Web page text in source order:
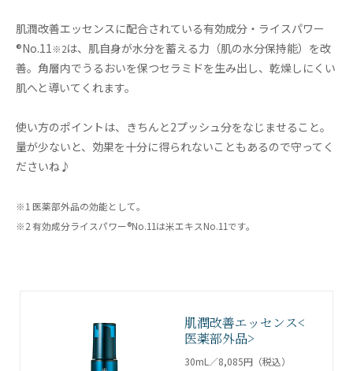
肌潤改善エッセンスに配合されている有効成分・ライスパワー
®No.11 ※2は、肌自身が水分を蓄える力（肌の水分保持能）を改
善。角層内でうるおいを保つセラミドを生み出し、乾燥しにくい
肌へと導いてくれます。
使い方のポイントは、きちんと2プッシュ分をなじませること。
量が少ないと、効果を十分に得られないこともあるので守ってく
ださいね♪
※1 医薬部外品の効能として。
※2 有効成分ライスパワー®No.11は米エキスNo.11です。
肌潤改善エッセンス<
医薬部外品>
30mL／8,085円（税込）